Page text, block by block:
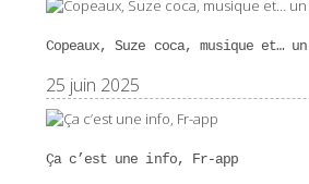
Copeaux, Suze coca, musique et…
25 juin 2025
Ça c’est une info, Fr-app